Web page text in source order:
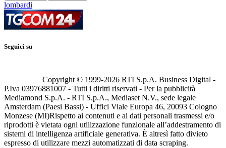
lombardi
Seguici su
Copyright © 1999-2026 RTI S.p.A. Business Digital -
P.Iva 03976881007 - Tutti i diritti riservati - Per la pubblicità
Mediamond S.p.A. - RTI S.p.A., Mediaset N.V., sede legale
Amsterdam (Paesi Bassi) - Uffici Viale Europa 46, 20093 Cologno
Monzese (MI)Rispetto ai contenuti e ai dati personali trasmessi e/o
riprodotti è vietata ogni utilizzazione funzionale all’addestramento di
sistemi di intelligenza artificiale generativa. È altresì fatto divieto
espresso di utilizzare mezzi automatizzati di data scraping.